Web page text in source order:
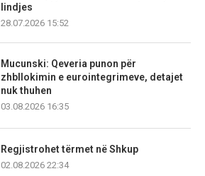
lindjes
28.07.2026 15:52
Mucunski: Qeveria punon për
zhbllokimin e eurointegrimeve, detajet
nuk thuhen
03.08.2026 16:35
Regjistrohet tërmet në Shkup
02.08.2026 22:34